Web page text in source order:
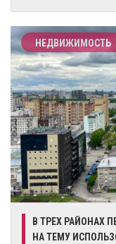
НЕДВИЖИМОСТЬ
​В ТРЕХ РАЙОНАХ
НА ТЕМУ